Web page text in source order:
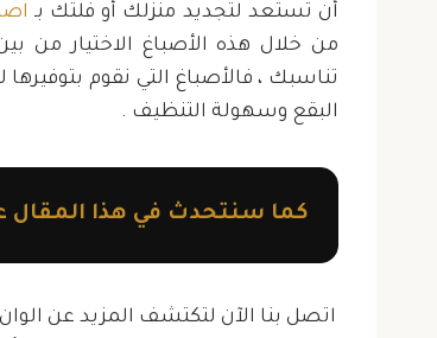
أن تستعد لتجديد منزلك أو فلتك بـ
من خلال هذه الأصباغ الاختيار من
تناسبك ، فالأصباغ التي نقوم
البقع وسهولة التنظيف .
كما سنتحدث في هذا المقال
اتصل بنا الآن لتكتشف المزيد عن
حمدان بن خالد
حي الرحبة